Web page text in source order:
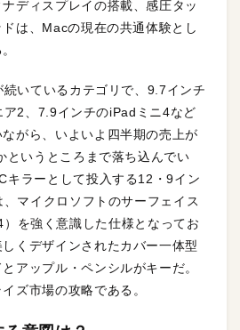
ディスプレイの搭載、感圧タッ
は、Macの現在の共通体験とし
いているカテゴリで、9.7インチ
2、7.9インチのiPadミニ4など
がら、いよいよ四半期の売上が
というところまで落ち込んでい
キラーとして投入する12・9イン
マイクロソフトのサーフェイス
を強く意識した仕様となってお
くデザインされたカバー一体型
アップル・ペンシルがキーだ。
ズ市場の攻略である。